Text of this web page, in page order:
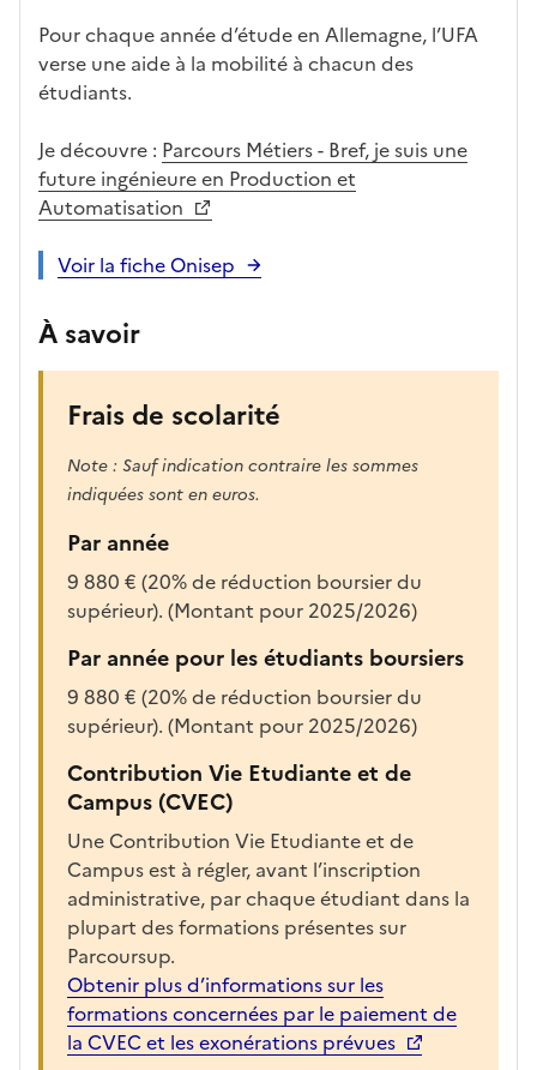
a
r
h
a
f
h
e
r
a
f
e
d
e
l
f
o
r
Pour chaque année d’étude en Allemagne, l’UFA
verse une aide à la mobilité à chacun des
étudiants.
Je découvre : Parcours Métiers - Bref, je suis une
future ingénieure en Production et
Automatisation
Voir la fiche Onisep
À savoir
Frais de scolarité
Note : Sauf indication contraire les sommes
indiquées sont en euros.
Par année
9 880 € (20% de réduction boursier du
supérieur). (Montant pour 2025/2026)
Par année pour les étudiants boursiers
9 880 € (20% de réduction boursier du
supérieur). (Montant pour 2025/2026)
Contribution Vie Etudiante et de
Campus (CVEC)
Une Contribution Vie Etudiante et de
Campus est à régler, avant l’inscription
administrative, par chaque étudiant dans la
plupart des formations présentes sur
Parcoursup.
Obtenir plus d’informations sur les
formations concernées par le paiement de
la CVEC et les exonérations prévues